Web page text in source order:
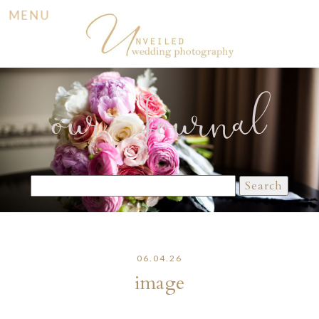
MENU
our Journal
for:
06.04.26
image